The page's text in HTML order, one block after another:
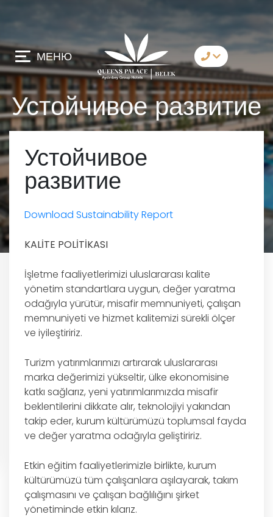
МЕНЮ
Связаться с нами
Whatsapp
Telegram
Messenger
Электронная почта
Устойчивое развитие
Устойчивое
развитие
Download Sustainability Report
KALİTE POLİTİKASI
İşletme faaliyetlerimizi uluslararası kalite
yönetim standartlara uygun, değer yaratma
odağıyla yürütür, misafir memnuniyeti, çalışan
memnuniyeti ve hizmet kalitemizi sürekli ölçer
ve iyileştiririz.
Turizm yatırımlarımızı artırarak uluslararası
marka değerimizi yükseltir, ülke ekonomisine
katkı sağlarız, yeni yatırımlarımızda misafir
beklentilerini dikkate alır, teknolojiyi yakından
takip eder, kurum kültürümüzü toplumsal fayda
ve değer yaratma odağıyla geliştiririz.
Etkin eğitim faaliyetlerimizle birlikte, kurum
kültürümüzü tüm çalışanlara aşılayarak, takım
çalışmasını ve çalışan bağlılığını şirket
yönetiminde etkin kılarız.